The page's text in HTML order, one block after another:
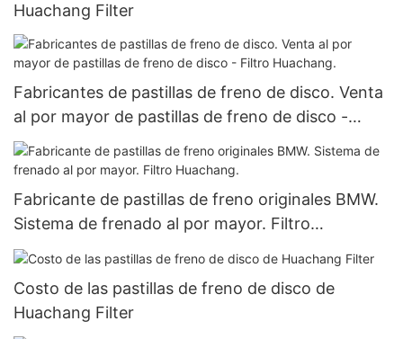
Huachang Filter
Fabricantes de pastillas de freno de disco. Venta
al por mayor de pastillas de freno de disco -
Filtro Huachang.
Fabricante de pastillas de freno originales BMW.
Sistema de frenado al por mayor. Filtro
Huachang.
Costo de las pastillas de freno de disco de
Huachang Filter